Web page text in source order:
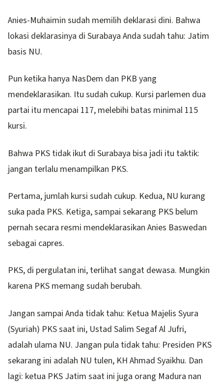
Anies-Muhaimin sudah memilih deklarasi dini. Bahwa
lokasi deklarasinya di Surabaya Anda sudah tahu: Jatim
basis NU.
Pun ketika hanya NasDem dan PKB yang
mendeklarasikan. Itu sudah cukup. Kursi parlemen dua
partai itu mencapai 117, melebihi batas minimal 115
kursi.
Bahwa PKS tidak ikut di Surabaya bisa jadi itu taktik:
jangan terlalu menampilkan PKS.
Pertama, jumlah kursi sudah cukup. Kedua, NU kurang
suka pada PKS. Ketiga, sampai sekarang PKS belum
pernah secara resmi mendeklarasikan Anies Baswedan
sebagai capres.
PKS, di pergulatan ini, terlihat sangat dewasa. Mungkin
karena PKS memang sudah berubah.
Jangan sampai Anda tidak tahu: Ketua Majelis Syura
(Syuriah) PKS saat ini, Ustad Salim Segaf Al Jufri,
adalah ulama NU. Jangan pula tidak tahu: Presiden PKS
sekarang ini adalah NU tulen, KH Ahmad Syaikhu. Dan
lagi: ketua PKS Jatim saat ini juga orang Madura nan